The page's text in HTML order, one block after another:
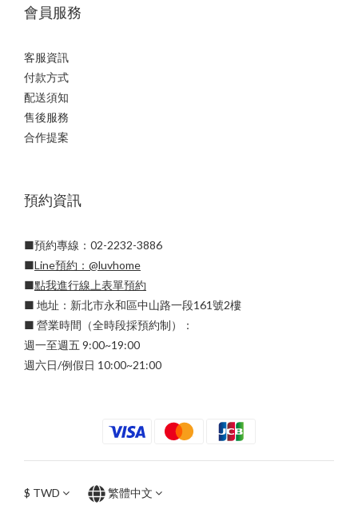
會員服務
客服資訊
付款方式
配送須知
售後服務
合作提案
預約資訊
■預約專線：02-2232-3886
■Line預約： @luvhome
■點我進行線上表單預約
■ 地址：新北市永和區中山路一段161號2樓
■ 營業時間（全時段採預約制）：
週一至週五 9:00~19:00
週六日/例假日 10:00~21:00
$ TWD 繁體中文